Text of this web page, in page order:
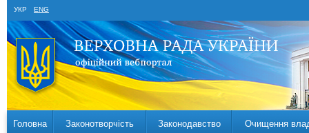
УКР ENG
Головна Законотворчість Законодавство Очищення